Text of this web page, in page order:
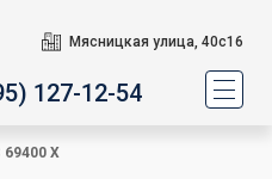
Мясницкая улица, 40с16
127-12-54
69400 X